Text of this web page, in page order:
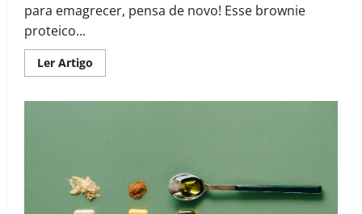
para emagrecer, pensa de novo! Esse brownie
proteico...
Ler Artigo
more